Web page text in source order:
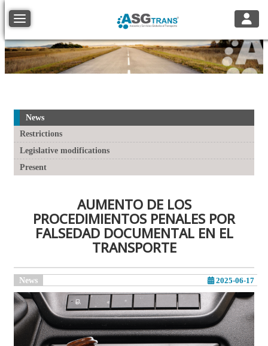
Toggle navigation
News
Restrictions
Legislative modifications
Present
AUMENTO DE LOS
PROCEDIMIENTOS PENALES POR
FALSEDAD DOCUMENTAL EN EL
TRANSPORTE
News 2025-06-17